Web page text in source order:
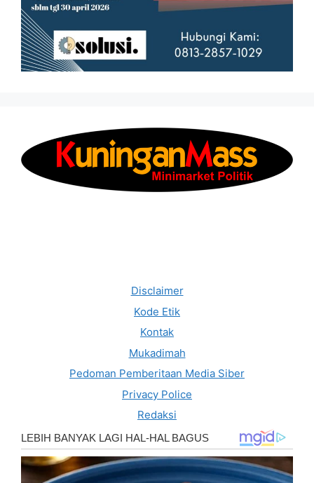
Disclaimer
Kode Etik
Kontak
Mukadimah
Pedoman Pemberitaan Media Siber
Privacy Police
Redaksi